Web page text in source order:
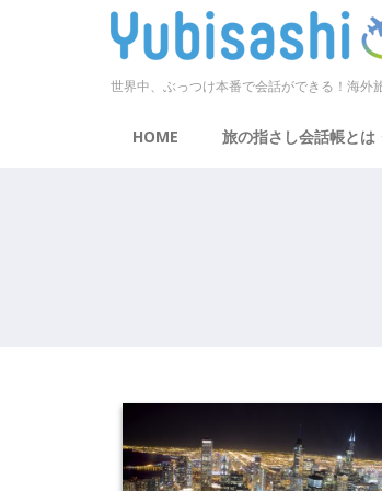
世界中、ぶっつけ本番で会話ができる！海外
HOME 旅の指さし会話帳とは